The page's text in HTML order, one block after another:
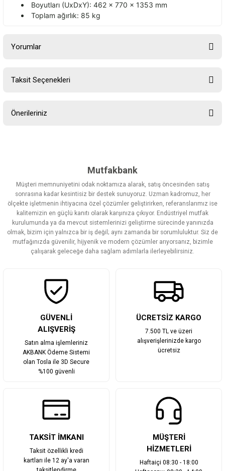
Boyutları (UxDxY): 462 x 770 x 1353 mm
Toplam ağırlık: 85 kg
Yorumlar
Taksit Seçenekleri
Önerileriniz
Görüş ve önerileriniz için teşekkür ederiz.
Ürün resmi kalitesiz, bozuk veya görüntülenemiyor.
Ürün açıklamasında eksik bilgiler bulunuyor.
Ürün bilgilerinde hatalar bulunuyor.
Ürün fiyatı diğer sitelerden daha pahalı.
Bu ürüne benzer farklı alternatifler olmalı.
Mutfakbank
Müşteri memnuniyetini odak noktamıza alarak, satış öncesinden satış
sonrasına kadar kesintisiz bir destek sunuyoruz. Uzman kadromuz, her
ölçekte işletmenin ihtiyacına özel çözümler geliştirirken, referanslarımız ise
kalitemizin en güçlü kanıtı olarak karşınıza çıkıyor. Endüstriyel mutfak
kurulumunda ya da mevcut sistemlerinizi geliştirme sürecinde yanınızda
olmak, bizim için yalnızca bir iş değil; aynı zamanda bir sorumluluktur. Siz de
mutfağınızda güvenilir, hijyenik ve modern çözümler arıyorsanız, bizimle
çalışarak geleceğe daha sağlam adımlarla ilerleyebilirsiniz.
GÜVENLİ
ALIŞVERİŞ
Satın alma işlemleriniz
AKBANK Ödeme Sistemi
olan Tosla ile 3D Secure
%100 güvenli
ÜCRETSİZ KARGO
7.500 TL ve üzeri
alışverişlerinizde kargo
ücretsiz
TAKSİT İMKANI
Taksit özellikli kredi
kartları ile 12 ay'a varan
MÜŞTERİ
HİZMETLERİ
Haftaiçi 08:30 - 18:00